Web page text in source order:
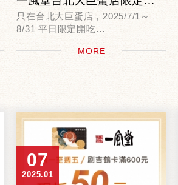
只在台北大巨蛋店，2025/7/1～
8/31 平日限定開吃
「商業定食」一份MORE
07
2025.01